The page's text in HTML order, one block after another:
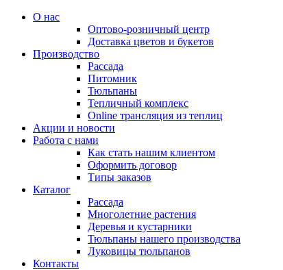
О нас
Оптово-розничный центр
Доставка цветов и букетов
Производство
Рассада
Питомник
Тюльпаны
Тепличный комплекс
Online трансляция из теплиц
Акции и новости
Работа с нами
Как стать нашим клиентом
Оформить договор
Типы заказов
Каталог
Рассада
Многолетние растения
Деревья и кустарники
Тюльпаны нашего производства
Луковицы тюльпанов
Контакты